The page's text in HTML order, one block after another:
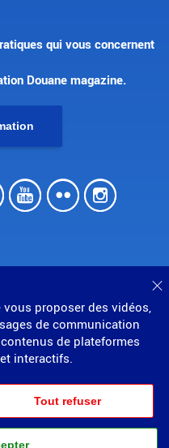
proposer des vidéos,
de communication
de plateformes
interactifs.
Tout refuser
qui vous concernent
Douane magazine.
Youtube
Flickr
droits indirects
: partiellement conforme
Partenariats